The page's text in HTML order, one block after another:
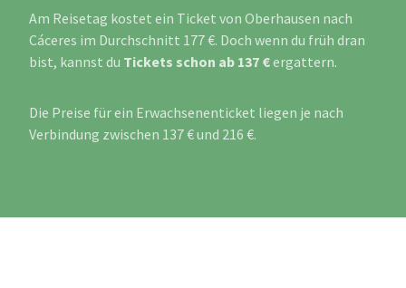
Am Reisetag kostet ein Ticket von Oberhausen nach
Cáceres im Durchschnitt 177 €. Doch wenn du früh dran
bist, kannst du Tickets schon ab 137 €ergattern.
Die Preise für ein Erwachsenenticket liegen je nach
Verbindung zwischen 137 € und 216 €.